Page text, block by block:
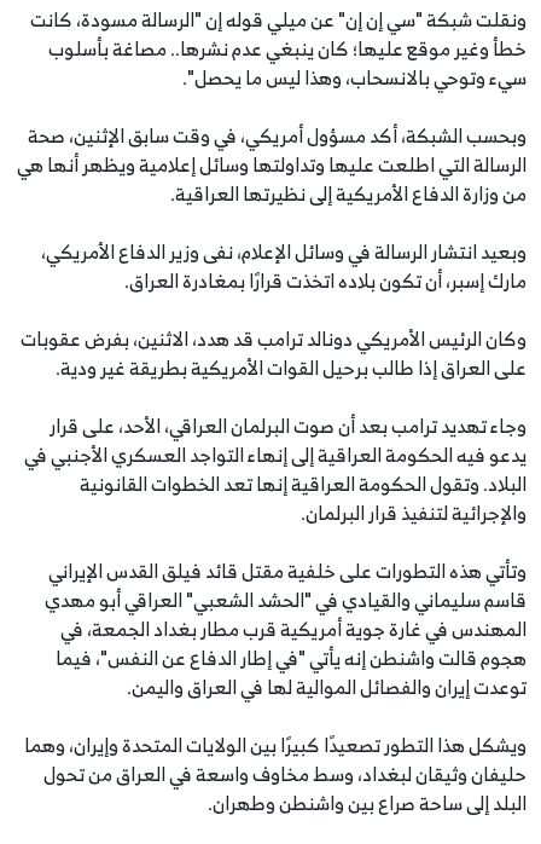
ونقلت شبكة "سي إن إن" عن ميلي قوله إن "الرسالة مسودة، كانت
خطأ وغير موقع عليها؛ كان ينبغي عدم نشرها.. مصاغة بأسلوب
سيء وتوحي بالانسحاب، وهذا ليس ما يحصل".
وبحسب الشبكة، أكد مسؤول أمريكي، في وقت سابق الإثنين، صحة
الرسالة التي اطلعت عليها وتداولتها وسائل إعلامية ويظهر أنها هي
من وزارة الدفاع الأمريكية إلى نظيرتها العراقية.
وبعيد انتشار الرسالة في وسائل الإعلام، نفى وزير الدفاع الأمريكي،
مارك إسبر، أن تكون بلاده اتخذت قرارًا بمغادرة العراق.
وكان الرئيس الأمريكي دونالد ترامب قد هدد، الاثنين، بفرض عقوبات
على العراق إذا طالب برحيل القوات الأمريكية بطريقة غير ودية.
وجاء تهديد ترامب بعد أن صوت البرلمان العراقي، الأحد، على قرار
يدعو فيه الحكومة العراقية إلى إنهاء التواجد العسكري الأجنبي في
البلاد. وتقول الحكومة العراقية إنها تعد الخطوات القانونية
والإجرائية لتنفيذ قرار البرلمان.
وتأتي هذه التطورات على خلفية مقتل قائد فيلق القدس الإيراني
قاسم سليماني والقيادي في "الحشد الشعبي" العراقي أبو مهدي
المهندس في غارة جوية أمريكية قرب مطار بغداد الجمعة، في
هجوم قالت واشنطن إنه يأتي "في إطار الدفاع عن النفس"، فيما
توعدت إيران والفصائل الموالية لها في العراق واليمن.
ويشكل هذا التطور تصعيدًا كبيرًا بين الولايات المتحدة وإيران، وهما
حليفان وثيقان لبغداد، وسط مخاوف واسعة في العراق من تحول
البلد إلى ساحة صراع بين واشنطن وطهران.